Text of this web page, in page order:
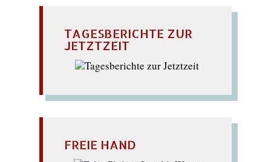
TAGESBERICHTE ZUR
JETZTZEIT
FREIE HAND